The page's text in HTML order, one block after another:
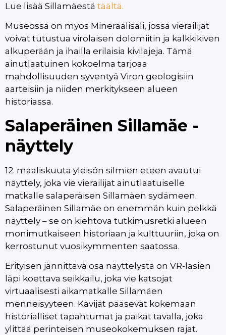
Lue lisää Sillamäestä täältä.
Museossa on myös Mineraalisali, jossa vierailijat
voivat tutustua virolaisen dolomiitin ja kalkkikiven
alkuperään ja ihailla erilaisia kivilajeja. Tämä
ainutlaatuinen kokoelma tarjoaa
mahdollisuuden syventyä Viron geologisiin
aarteisiin ja niiden merkitykseen alueen
historiassa.
Salaperäinen Sillamäe -
näyttely
12. maaliskuuta yleisön silmien eteen avautui
näyttely, joka vie vierailijat ainutlaatuiselle
matkalle salaperäisen Sillamäen sydämeen.
Salaperäinen Sillamäe on enemmän kuin pelkkä
näyttely – se on kiehtova tutkimusretki alueen
monimutkaiseen historiaan ja kulttuuriin, joka on
kerrostunut vuosikymmenten saatossa.
Erityisen jännittävä osa näyttelystä on VR-lasien
läpi koettava seikkailu, joka vie katsojat
virtuaalisesti aikamatkalle Sillamäen
menneisyyteen. Kävijät pääsevät kokemaan
historialliset tapahtumat ja paikat tavalla, joka
ylittää perinteisen museokokemuksen rajat.